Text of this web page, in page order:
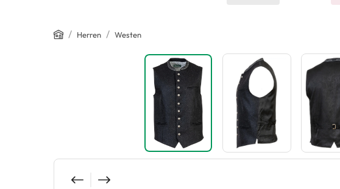
Home
/ Herren / Westen
Bildergalerie überspringen